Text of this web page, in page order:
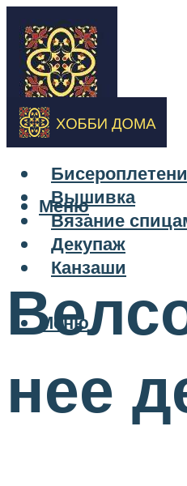
Вышивка
Вязание
Декупаж
Канзаши
Меню
Меню
нее